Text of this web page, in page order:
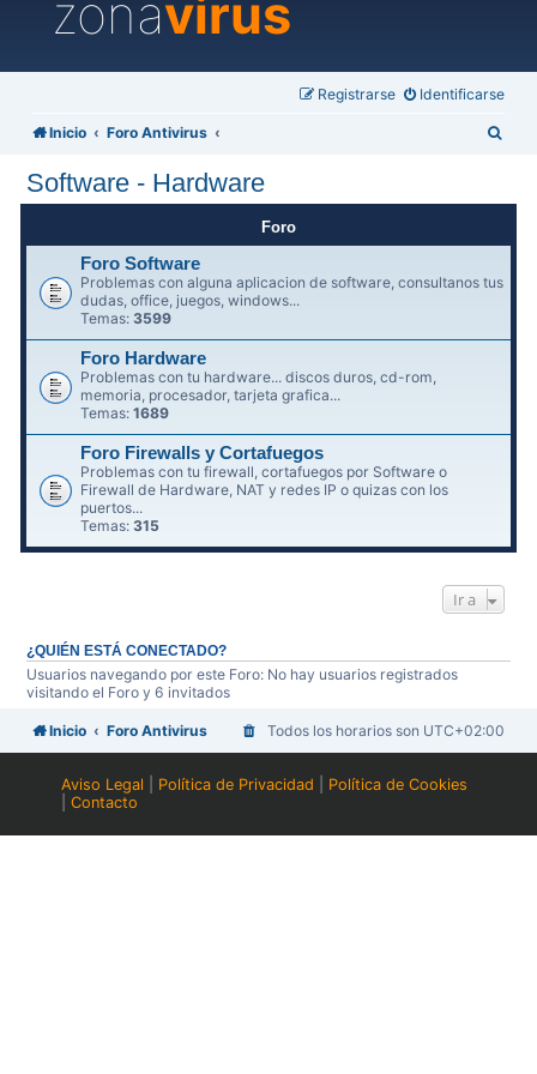
zonavirus
Identificarse
Registrarse
Inicio Foro Antivirus
Software - Hardware
Foro
Foro Software
Problemas con alguna aplicacion de software, consultanos tus
dudas, office, juegos, windows...
Temas: 3599
Foro Hardware
Problemas con tu hardware... discos duros, cd-rom,
memoria, procesador, tarjeta grafica...
Temas:1689
Foro Firewalls y Cortafuegos
Problemas con tu firewall, cortafuegos por Software o
Firewall de Hardware, NAT y redes IP o quizas con los
puertos...
Temas:315
Ir a
¿QUIÉN ESTÁ CONECTADO?
Usuarios navegando por este Foro: No hay usuarios registrados
visitando el Foro y 6 invitados
Inicio Foro Antivirus Todos los horarios son UTC+02:00
Aviso Legal Política de Privacidad
Política de Cookies
|Contacto